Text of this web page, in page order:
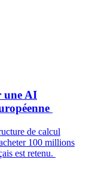
une AI
de calcul
100 millions
est retenu.